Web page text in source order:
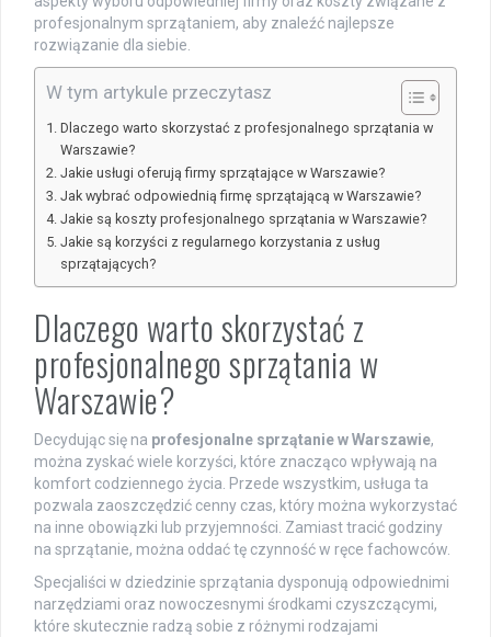
profesjonalnym sprzątaniem, aby znaleźć najlepsze
rozwiązanie dla siebie.
W tym artykule przeczytasz
Dlaczego warto skorzystać z profesjonalnego sprzątania w
Warszawie?
Jakie usługi oferują firmy sprzątające w Warszawie?
Jak wybrać odpowiednią firmę sprzątającą w Warszawie?
Jakie są koszty profesjonalnego sprzątania w Warszawie?
Jakie są korzyści z regularnego korzystania z usług
sprzątających?
Dlaczego warto skorzystać z
profesjonalnego sprzątania w
Warszawie?
Decydując się na profesjonalne sprzątanie w Warszawie,
można zyskać wiele korzyści, które znacząco wpływają na
komfort codziennego życia. Przede wszystkim, usługa ta
pozwala zaoszczędzić cenny czas, który można wykorzystać
na inne obowiązki lub przyjemności. Zamiast tracić godziny
na sprzątanie, można oddać tę czynność w ręce fachowców.
Specjaliści w dziedzinie sprzątania dysponują odpowiednimi
narzędziami oraz nowoczesnymi środkami czyszczącymi,
które skutecznie radzą sobie z różnymi rodzajami